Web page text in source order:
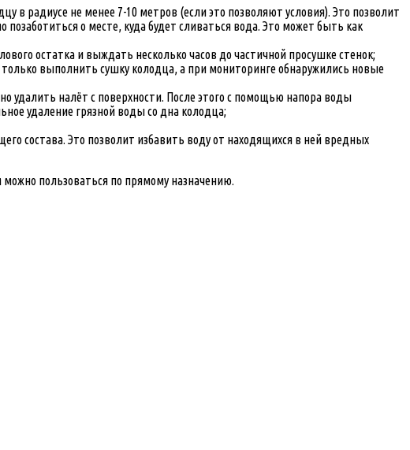
в радиусе не менее 7-10 метров (если это позволяют условия). Это позволит
о месте, куда будет сливаться вода. Это может быть как
остатка и выждать несколько часов до частичной просушке стенок;
выполнить сушку колодца, а при мониторинге обнаружились новые
удалить налёт с поверхности. После этого с помощью напора воды
удаление грязной воды со дна колодца;
состава. Это позволит избавить воду от находящихся в ней вредных
можно пользоваться по прямому назначению.